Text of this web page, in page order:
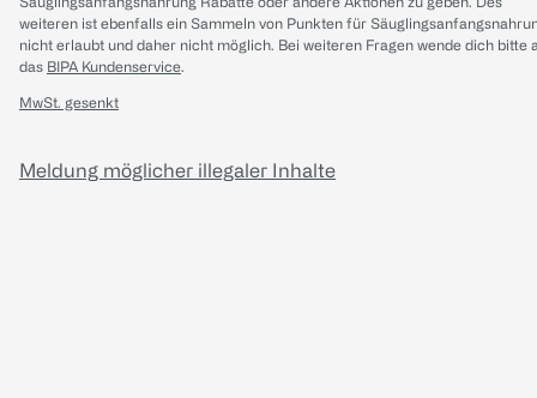
weiteren ist ebenfalls ein Sammeln von Punkten für
nicht erlaubt und daher nicht möglich. Bei weiteren Fragen wende dich bitte
das BIPA Kundenservice.
MwSt. gesenkt
Meldung möglicher illegaler Inhalte